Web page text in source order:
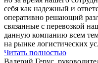
себя как надежный и
оперативно решающий
связанные с перевозкой
данную компанию всем
на рынке логистических
Читать полностью
Валерий Герус,